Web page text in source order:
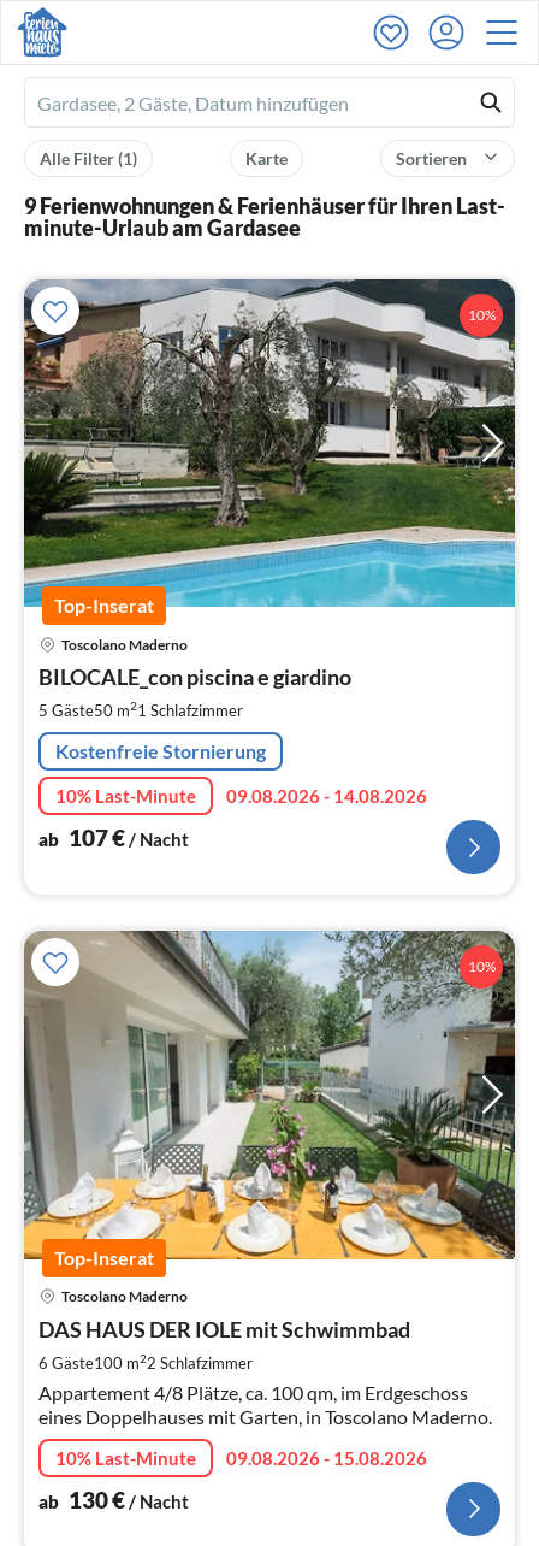
Ferienhausmiete
logo
Sortieren
Karte
Alle Filter(1)
9 Ferienwohnungen & Ferienhäuser für Ihren Last-
minute-Urlaub am Gardasee
10%
Top-Inserat
Toscolano Maderno
BILOCALE_con piscina e giardino
5 Gäste50 m21 Schlafzimmer
Kostenfreie Stornierung
10% Last-Minute
09.08.2026 - 14.08.2026
ab 107€/ Nacht
10%
Top-Inserat
Toscolano Maderno
DAS HAUS DER IOLE mit Schwimmbad
6 Gäste100 m22 Schlafzimmer
Appartement 4/8 Plätze, ca. 100 qm, im Erdgeschoss
eines Doppelhauses mit Garten, in Toscolano Maderno.
10% Last-Minute
09.08.2026 - 15.08.2026
ab 130€/ Nacht